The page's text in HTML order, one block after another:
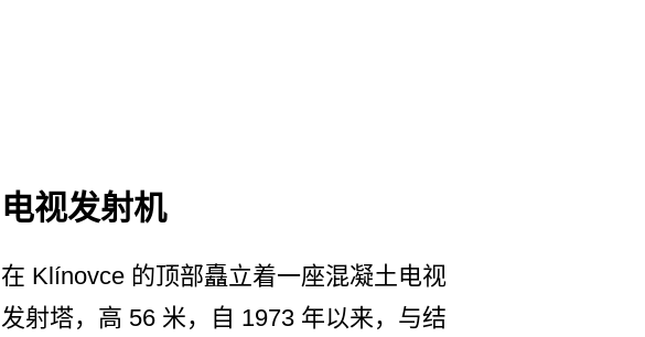
电视发射机
在 Klínovce 的顶部矗立着一座混凝土电视
发射塔，高 56 米，自 1973 年以来，与结